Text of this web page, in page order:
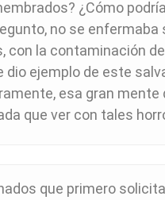
¿Cómo
no se
con la contaminación
dio ejemplo de este
esa gran mente
que ver con tales
que primero